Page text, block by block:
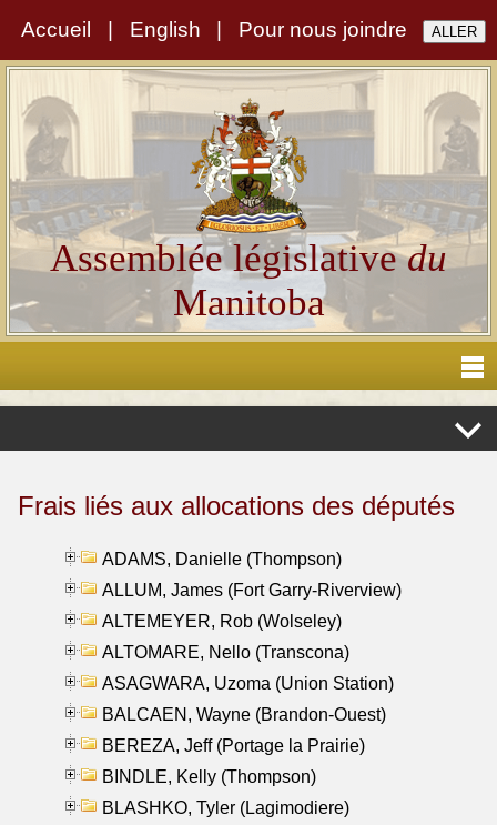
Accueil English Pour nous joindre
Assemblée législativedu
Manitoba
Frais liés aux allocations des députés
ADAMS, Danielle (Thompson)
ALLUM, James (Fort Garry-Riverview)
ALTEMEYER, Rob (Wolseley)
ALTOMARE, Nello (Transcona)
ASAGWARA, Uzoma (Union Station)
BALCAEN, Wayne (Brandon-Ouest)
BEREZA, Jeff (Portage la Prairie)
BINDLE, Kelly (Thompson)
BLASHKO, Tyler (Lagimodiere)